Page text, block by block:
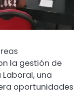
la gestión de
una
oportunidades